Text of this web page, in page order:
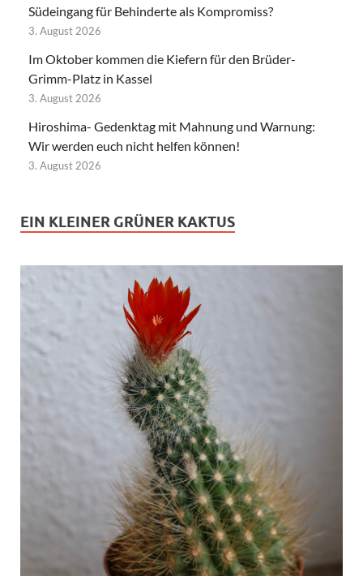
Südeingang für Behinderte als Kompromiss?
3. August 2026
Im Oktober kommen die Kiefern für den Brüder-
Grimm-Platz in Kassel
3. August 2026
Hiroshima- Gedenktag mit Mahnung und Warnung:
Wir werden euch nicht helfen können!
3. August 2026
EIN KLEINER GRÜNER KAKTUS